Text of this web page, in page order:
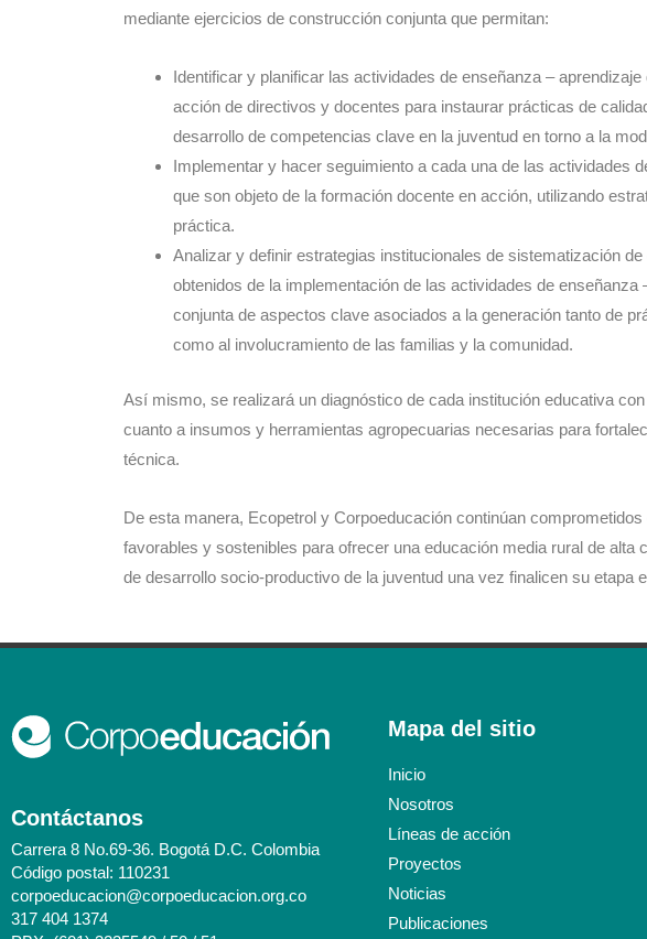
mediante ejercicios de construcción conjunta que permitan:
Identificar y planificar las actividades de enseñanza –
acción de directivos y docentes para instaurar prácticas de
desarrollo de competencias clave en la juventud en torno a la
Implementar y hacer seguimiento a cada una de las actividades
que son objeto de la formación docente en acción, utilizando
práctica.
Analizar y definir estrategias institucionales de sistematización
obtenidos de la implementación de las actividades de enseñanza
conjunta de aspectos clave asociados a la generación tanto de
como al involucramiento de las familias y la comunidad.
Así mismo, se realizará un diagnóstico de cada institución educativa
cuanto a insumos y herramientas agropecuarias necesarias para
técnica.
De esta manera, Ecopetrol y Corpoeducación continúan
favorables y sostenibles para ofrecer una educación media rural de alta
de desarrollo socio-productivo de la juventud una vez finalicen su etapa
Contáctanos
Carrera 8 No.69-36. Bogotá D.C. Colombia
Código postal: 110231
corpoeducacion@corpoeducacion.org.co
317 404 1374
Mapa del sitio
Inicio
Nosotros
Líneas de acción
Proyectos
Noticias
Publicaciones